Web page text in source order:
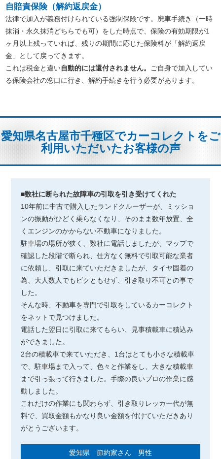
自賠責保険（解約返戻金）
法律で加入が義務付けられている強制保険です。廃車手続き（一時
抹消・永久抹消どちらでも可）をした時点で、保険の有効期限が1
ヶ月以上残っていれば、残りの期間に応じた保険料が「解約返戻
金」として戻ってきます。
これは税金と違い自動的には還付されません。
ご自身で加入してい
る保険会社の窓口に行き、解約手続きを行う必要があります。
愛知県名古屋市千種区でカーコレクトをご
利用いただいたお客様の声
■数社に断られた故障車の引取を引き受けてくれた
10年前に中古で購入したランドクルーザーが、ミッショ
ンの振動がひどく乗らなくなり、そのまま数年放置、全
くエンジンのかからない不動車になりました。
駐車場の場所が狭く、数社に電話しましたが、マップで
確認した段階で断られ、仕方なく無料で引取可能な業者
に依頼し、引取に来ていただきましたが、タイヤ固着の
為、大人数人でもビクともせず、引き取り不可との事で
した。
そんな時、不動車を専門で引取をしているカーコレクト
をネットで見つけました。
電話した翌日に引取に来てもらい、見事積載車に積込み
ができました。
2台の積載車で来ていただき、1台はとても小さな積載車
で、駐車場まで入って、色々と作業をし、大きな積載車
まで引っ張って行きました。手際の良いプロの作業に感
動しました。
これだけの作業にも関わらず、引き取りレッカー代が無
料で、買取金額もかなり良い金額を付けていただきあり
がとうございます。
愛知県 節約家さん 男性